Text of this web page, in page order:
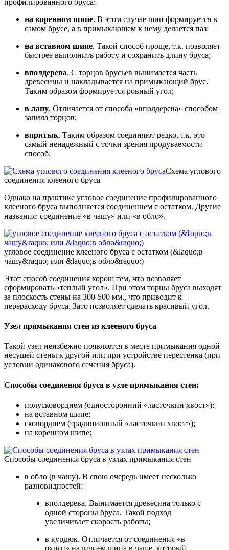
на коренном шипе. В этом случае шип формируется в
самом брусе, а в примыкающем к нему делается паз;
на вставном шипе. Такой способ проще, т.к. позволяет
быстрее выполнить работу и сохранить длину бруса;
вполдерева. С торцов брусьев вынимается часть
древесины и накладывается на примыкающий брус.
Таким образом формируется ровный угол;
в лапу. Отличается от способа «вполдерева» способом
запила торцов;
впритык. Таким образом соединяют редко, т.к. это
самый ненадежный с точки зрения продуваемости
способ.
Схема углового
соединения клееного бруса
Однако на практике угловое соединение профилированного
клееного бруса выполняется соединением с остатком. Другие
названия: соединение «в чашу» или «в обло».
угловое соединение клееного бруса с остатком (&laquo;в
чашу&raquo; или &laquo;в обло&raquo;)
Этот способ соединения хорош тем, что позволяет
сформировать «теплый угол». При этом торцы бруса выходят
за плоскость стены на 300-500 мм., что приводит к
перерасходу бруса. Зато позволяет сделать красивый угол.
Узел примыкания стен из клееного бруса
Такой узел неизбежно появляется в месте примыкания одной
несущей стены к другой или при устройстве перестенка (при
условии одинакового сечения бруса).
Способы соединения бруса в узле примыкания стен:
полусковорднем (односторонний «ласточкин хвост»);
на вставном шипе;
сковорднем (традиционный «ласточкин хвост»);
на коренном шипе;
Способы соединения бруса в узлах примыкания стен
в обло (в чашу). В свою очередь имеет несколько
разновидностей:
вполдерева. Вынимается древесина только с
одной стороны бруса. Такой подход
увеличивает скорость работы;
в курдюк. Отличается от соединения «в
охряп» наличием шипа в чаше, который